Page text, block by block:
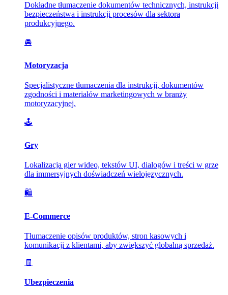
Dokładne tłumaczenie dokumentów technicznych, instrukcji
bezpieczeństwa i instrukcji procesów dla sektora
produkcyjnego.
🚘
Motoryzacja
Specjalistyczne tłumaczenia dla instrukcji, dokumentów
zgodności i materiałów marketingowych w branży
motoryzacyjnej.
🕹️
Gry
Lokalizacja gier wideo, tekstów UI, dialogów i treści w grze
dla immersyjnych doświadczeń wielojęzycznych.
🛍️
E-Commerce
Tłumaczenie opisów produktów, stron kasowych i
komunikacji z klientami, aby zwiększyć globalną sprzedaż.
🧾
Ubezpieczenia